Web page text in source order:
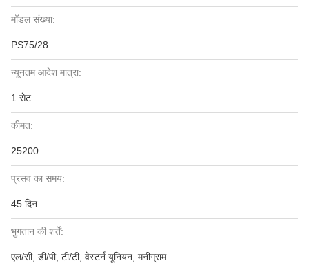
मॉडल संख्या:
PS75/28
न्यूनतम आदेश मात्रा:
1 सेट
कीमत:
25200
प्रसव का समय:
45 दिन
भुगतान की शर्तें:
एल/सी, डी/पी, टी/टी, वेस्टर्न यूनियन, मनीग्राम